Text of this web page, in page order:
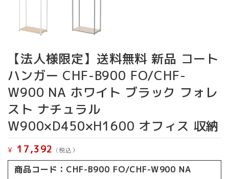
【法人様限定】送料無料 新品 コート
ハンガー CHF-B900 FO/CHF-
W900 NA ホワイト ブラック フォレ
スト ナチュラル
W900×D450×H1600 オフィス 収納
¥ 17,392 (税込）
商品コード： CHF-B900 FO/CHF-W900 NA